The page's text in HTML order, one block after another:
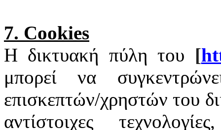
7. Cookies
Η δικτυακή πύλη του [
μπορεί να
επισκεπτών/χρηστών του
αντίστοιχες